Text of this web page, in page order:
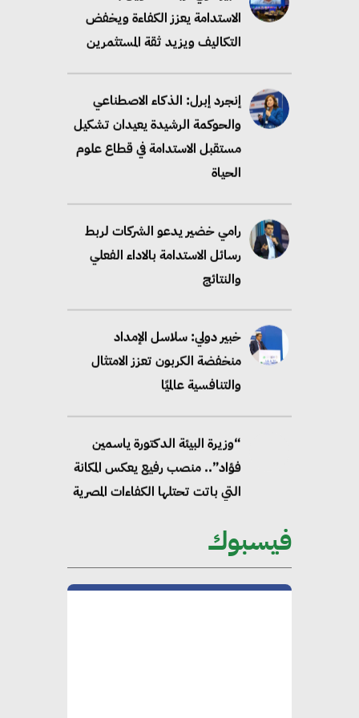
الاستدامة يعزز الكفاءة ويخفض
التكاليف ويزيد ثقة المستثمرين
إنجرد إبرل: الذكاء الاصطناعي
والحوكمة الرشيدة يعيدان تشكيل
مستقبل الاستدامة في قطاع علوم
الحياة
رامي خضير يدعو الشركات لربط
رسائل الاستدامة بالاداء الفعلي
والنتائج
خبير دولي: سلاسل الإمداد
منخفضة الكربون تعزز الامتثال
والتنافسية عالميًا
“وزيرة البيئة الدكتورة ياسمين
فؤاد”.. منصب رفيع يعكس المكانة
التي باتت تحتلها الكفاءات المصرية
محلب : المباني الخضراء إضافة
فيسبوك